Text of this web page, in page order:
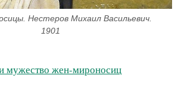
Нестеров Михаил Васильевич.
1901
мужество жен-мироносиц